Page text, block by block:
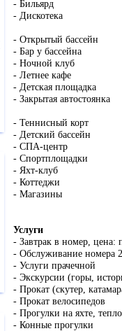
- Бильярд
- Дискотека
- Открытый бассейн
- Бар у бассейна
- Ночной клуб
- Летнее кафе
- Детская площадка
- Закрытая автостоянка
- Теннисный корт
- Детский бассейн
- СПА-центр
- Спортплощадки
- Яхт-клуб
- Коттеджи
- Магазины
Услуги
- Завтрак в номер, цена:
- Обслуживание номера
- Услуги прачечной
- Экскурсии (горы,
- Прокат (скутер,
- Прокат велосипедов
- Прогулки на яхте,
- Конные прогулки